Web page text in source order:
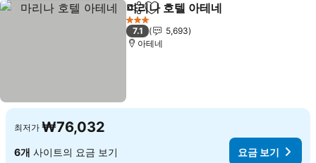
공유 즐겨찾기에 추가
마리나 호텔 아테네
3 성급
7.1
5,693
아테네
최저가 ₩76,032
6개 사이트의 요금 보기 요금 보기